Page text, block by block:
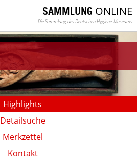
SAMMLUNG ONLINE
Die Sammlung des Deutschen Hygiene-Museums
Highlights
Detailsuche
Merkzettel
Kontakt